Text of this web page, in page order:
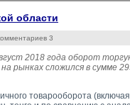
области
3
2018 года оборот
рынках сложился в сумме
товарооборота